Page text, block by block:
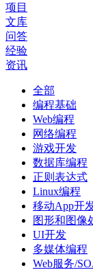
项目
文库
问答
经验
资讯
全部
编程基础
Web编程
网络编程
游戏开发
数据库编程
正则表达式
Linux编程
移动App开
图形和图像
UI开发
多媒体编程
Web服务/